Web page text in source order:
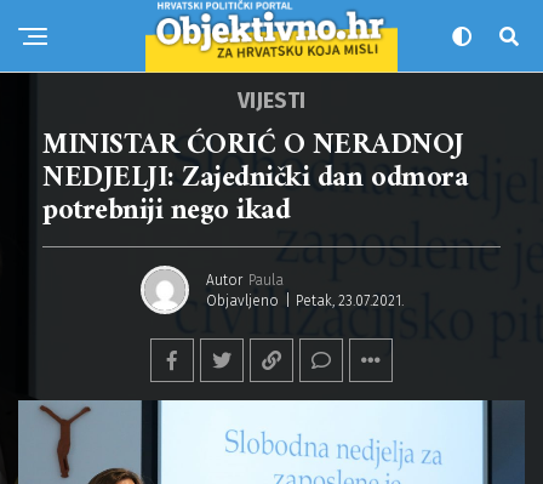
VIJESTI
MINISTAR ĆORIĆ O NERADNOJ
NEDJELJI: Zajednički dan odmora
potrebniji nego ikad
Autor Paula
Objavljeno
Petak, 23.07.2021.